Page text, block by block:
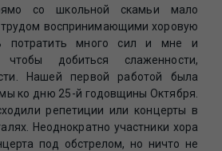
со школьной скамьи мало
трудом воспринимающими хоровую
потратить много сил и мне и
чтобы добиться слаженности,
Нашей первой работой была
ко дню 25-й годовщины Октября.
репетиции или концерты в
Неоднократно участники хора
под обстрелом, но ничто не